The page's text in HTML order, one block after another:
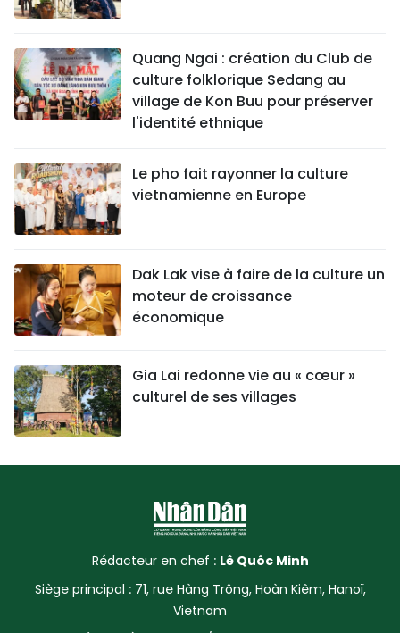
Quang Ngai : création du Club de
culture folklorique Sedang au
village de Kon Buu pour préserver
l'identité ethnique
Le pho fait rayonner la culture
vietnamienne en Europe
Dak Lak vise à faire de la culture un
moteur de croissance
économique
Gia Lai redonne vie au « cœur »
culturel de ses villages
Rédacteur en chef : Lê Quôc Minh
Siège principal : 71, rue Hàng Trông, Hoàn Kiêm, Hanoï,
Vietnam